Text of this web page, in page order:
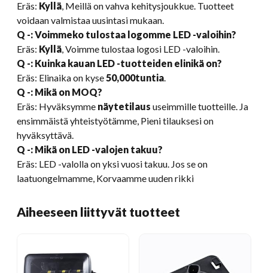
Eräs: Kyllä , Meillä on vahva kehitysjoukkue. Tuotteet
voidaan valmistaa uusintasi mukaan.
Q -: Voimmeko tulostaa logomme LED -valoihin?
Eräs: Kyllä , Voimme tulostaa logosi LED -valoihin.
Q -: Kuinka kauan LED -tuotteiden elinikä on?
Eräs: Elinaika on kyse 50,000tuntia
Q -: Mikä on MOQ?
Eräs: Hyväksymme näytetilaus useimmille tuotteille. Ja
ensimmäistä yhteistyötämme, Pieni tilauksesi on
hyväksyttävä.
Q -: Mikä on LED -valojen takuu?
Eräs: LED -valolla on yksi vuosi takuu. Jos se on
laatuongelmamme, Korvaamme uuden rikki
Aiheeseen liittyvät tuotteet